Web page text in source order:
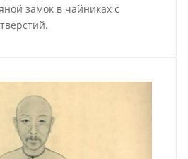
замок в чайниках с